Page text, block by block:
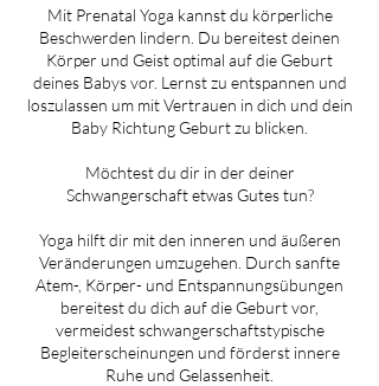
Mit Prenatal Yoga kannst du körperliche
Beschwerden lindern. Du bereitest deinen
Körper und Geist optimal auf die Geburt
deines Babys vor. Lernst zu entspannen und
loszulassen um mit Vertrauen in dich und dein
Baby Richtung Geburt zu blicken.
Möchtest du dir in der deiner
Schwangerschaft etwas Gutes tun?
Yoga hilft dir mit den inneren und äußeren
Veränderungen umzugehen. Durch sanfte
Atem-, Körper- und Entspannungsübungen
bereitest du dich auf die Geburt vor,
vermeidest schwangerschaftstypische
Begleiterscheinungen und förderst innere
Ruhe und Gelassenheit.